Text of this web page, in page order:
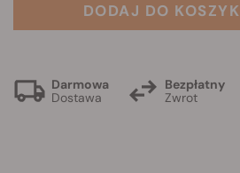
DODAJ DO
Darmowa
Dostawa
Bezpłatny
Zwrot